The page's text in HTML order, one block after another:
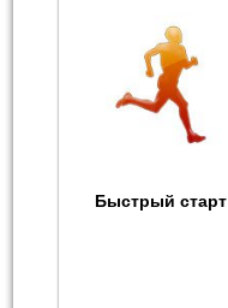
Быстрый старт